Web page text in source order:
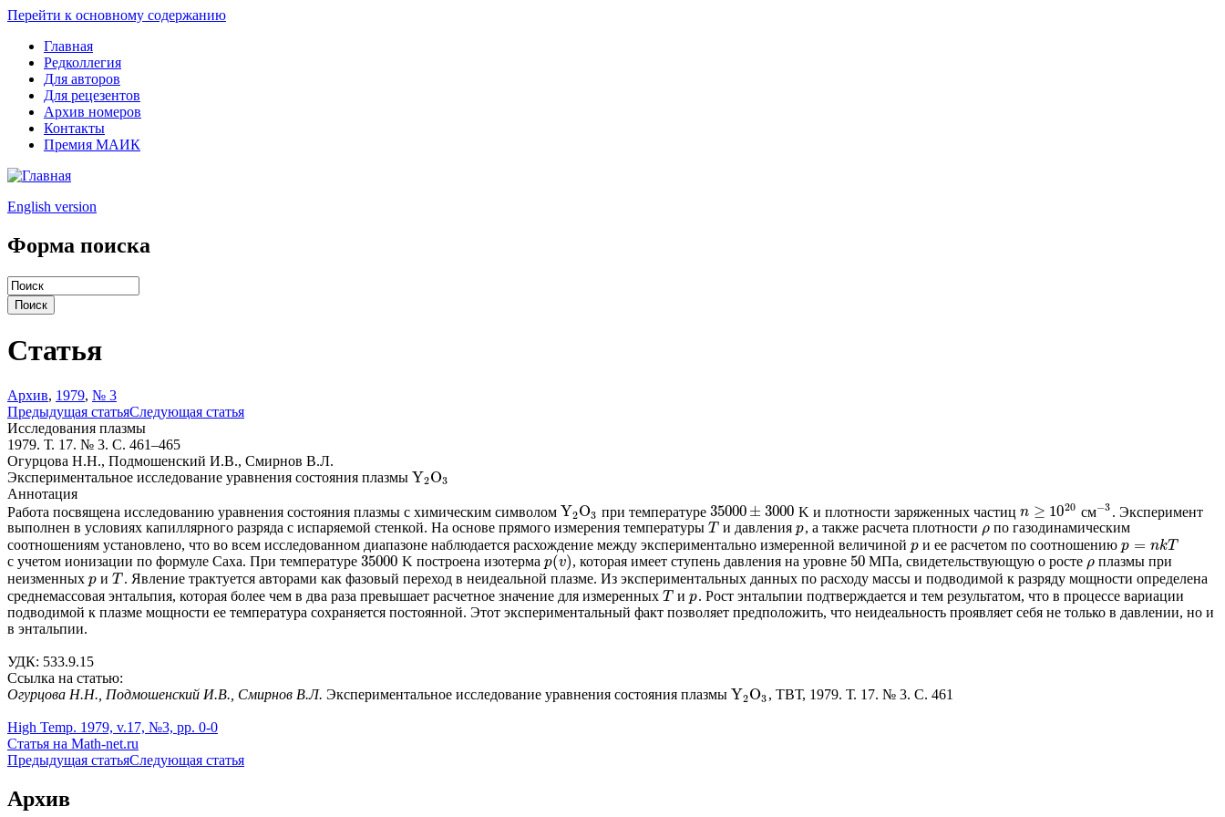
Перейти к основному содержанию
Главная
Редколлегия
Для авторов
Для рецезентов
Архив номеров
Контакты
Премия МАИК
English version
Форма поиска
Статья
Архив, 1979, № 3
Предыдущая статьяСледующая статья
Исследования плазмы
1979. Т. 17. № 3. С. 461–465
Огурцова Н.Н., Подмошенский И.В., Смирнов В.Л.
Экспериментальное исследование уравнения состояния плазмы Y2O3
Y2O3
Аннотация
Работа посвящена исследованию уравнения состояния плазмы с химическим символом Y2O3
Y2O3 при температуре 35000 ± 3000
35000±3000 K и плотности заряженных частицn ≥ 1020
n≥1020 см−3
−3 . Эксперимент
выполнен в условиях капиллярного разряда с испаряемой стенкой. На основе прямого измерения температуры T
T и давленияp
p, а также расчета плотности ρ
ρ по газодинамическим
соотношениям установлено, что во всем исследованном диапазоне наблюдается расхождение между экспериментально измеренной величиной p
p и ее расчетом по соотношениюp = nkT
p=nkT
с учетом ионизации по формуле Саха. При температуре 35000
35000 K построена изотерма p(v)
p(v) , которая имеет ступень давления на уровне 50
50МПа, свидетельствующую о росте ρ
ρ плазмы при
неизменных p
p иT
T . Явление трактуется авторами как фазовый переход в неидеальной плазме. Из экспериментальных данных по расходу массы и подводимой к разряду мощности определена
среднемассовая энтальпия, которая более чем в два раза превышает расчетное значение для измеренных T
T иp
p. Рост энтальпии подтверждается и тем результатом, что в процессе вариации
подводимой к плазме мощности ее температура сохраняется постоянной. Этот экспериментальный факт позволяет предположить, что неидеальность проявляет себя не только в давлении, но и
в энтальпии.
УДК: 533.9.15
Ссылка на статью:
Огурцова Н.Н., Подмошенский И.В., Смирнов В.Л. Экспериментальное исследование уравнения состояния плазмы Y2O3
Y2O3 , ТВТ, 1979. Т. 17. № 3. С. 461
High Temp. 1979, v.17, №3, pp. 0-0
Статья на Math-net.ru
Предыдущая статьяСледующая статья
Архив